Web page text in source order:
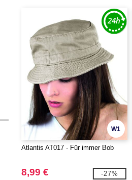
W1
Atlantis AT017 - Für immer Bob
8,99 € -27%